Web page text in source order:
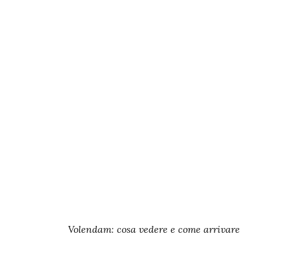
Volendam: cosa vedere e come arrivare